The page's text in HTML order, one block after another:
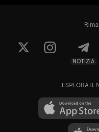
NOTIZIA
ESPLORA IL